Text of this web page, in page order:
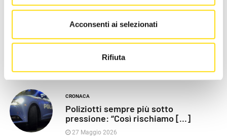
Acconsenti ai selezionati
Rifiuta
LE PIÙ RECENTI
POLITICA
chiusa”, Vaccarezza [...]
27 Maggio 2026
CRONACA
Poliziotti sempre più sotto
pressione: “Così rischiamo [...]
27 Maggio 2026